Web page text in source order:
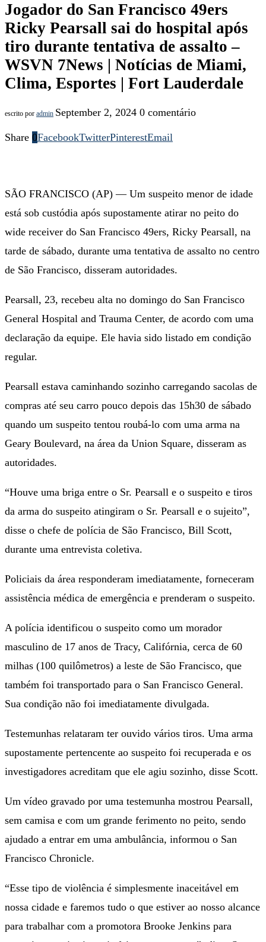
Jogador do San Francisco 49ers
Ricky Pearsall sai do hospital após
tiro durante tentativa de assalto –
WSVN 7News | Notícias de Miami,
Clima, Esportes | Fort Lauderdale
escrito por admin September 2, 2024 0 comentário
Share 0FacebookTwitterPinterestEmail
SÃO FRANCISCO (AP) — Um suspeito menor de idade
está sob custódia após supostamente atirar no peito do
wide receiver do San Francisco 49ers, Ricky Pearsall, na
tarde de sábado, durante uma tentativa de assalto no centro
de São Francisco, disseram autoridades.
Pearsall, 23, recebeu alta no domingo do San Francisco
General Hospital and Trauma Center, de acordo com uma
declaração da equipe. Ele havia sido listado em condição
regular.
Pearsall estava caminhando sozinho carregando sacolas de
compras até seu carro pouco depois das 15h30 de sábado
quando um suspeito tentou roubá-lo com uma arma na
Geary Boulevard, na área da Union Square, disseram as
autoridades.
“Houve uma briga entre o Sr. Pearsall e o suspeito e tiros
da arma do suspeito atingiram o Sr. Pearsall e o sujeito”,
disse o chefe de polícia de São Francisco, Bill Scott,
durante uma entrevista coletiva.
Policiais da área responderam imediatamente, forneceram
assistência médica de emergência e prenderam o suspeito.
A polícia identificou o suspeito como um morador
masculino de 17 anos de Tracy, Califórnia, cerca de 60
milhas (100 quilômetros) a leste de São Francisco, que
também foi transportado para o San Francisco General.
Sua condição não foi imediatamente divulgada.
Testemunhas relataram ter ouvido vários tiros. Uma arma
supostamente pertencente ao suspeito foi recuperada e os
investigadores acreditam que ele agiu sozinho, disse Scott.
Um vídeo gravado por uma testemunha mostrou Pearsall,
sem camisa e com um grande ferimento no peito, sendo
ajudado a entrar em uma ambulância, informou o San
Francisco Chronicle.
“Esse tipo de violência é simplesmente inaceitável em
nossa cidade e faremos tudo o que estiver ao nosso alcance
para trabalhar com a promotora Brooke Jenkins para